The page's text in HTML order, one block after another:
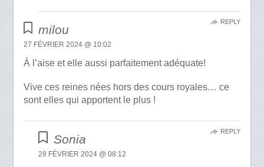
milou
27 FÉVRIER 2024 @ 10:02
À l’aise et elle aussi parfaitement adéquate!
Vive ces reines nées hors des cours royales… ce
sont elles qui apportent le plus !
REPLY
Sonia
28 FÉVRIER 2024 @ 08:12
REPLY